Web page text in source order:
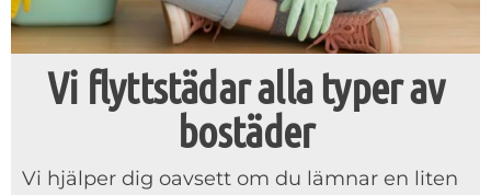
Vi flyttstädar alla typer av
bostäder
Vi hjälper dig oavsett om du lämnar en liten